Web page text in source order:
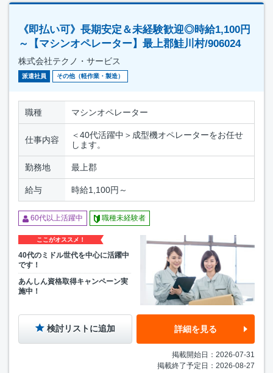
《即払い可》長期安定＆未経験歓迎◎時給1,100円
～【マシンオペレーター】最上郡鮭川村/906024
株式会社テクノ・サービス
派遣社員 その他（軽作業・製造）
職種 マシンオペレーター
仕事内容
＜40代活躍中＞成型機オペレーターをお任せ
します。
勤務地 最上郡
給与 時給1,100円～
60代以上活躍中 職種未経験者
ここがオススメ！
40代のミドル世代を中心に活躍中
です！
あんしん資格取得キャンペーン実
施中！
検討リストに追加 詳細を見る
掲載開始日：2026-07-31
掲載終了予定日：2026-08-27